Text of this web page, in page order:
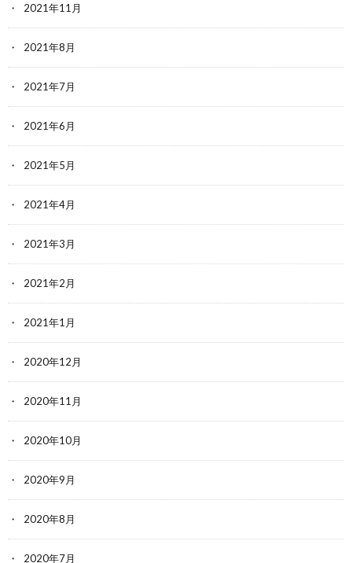
2021年11月
2021年8月
2021年7月
2021年6月
2021年5月
2021年4月
2021年3月
2021年2月
2021年1月
2020年12月
2020年11月
2020年10月
2020年9月
2020年8月
2020年7月